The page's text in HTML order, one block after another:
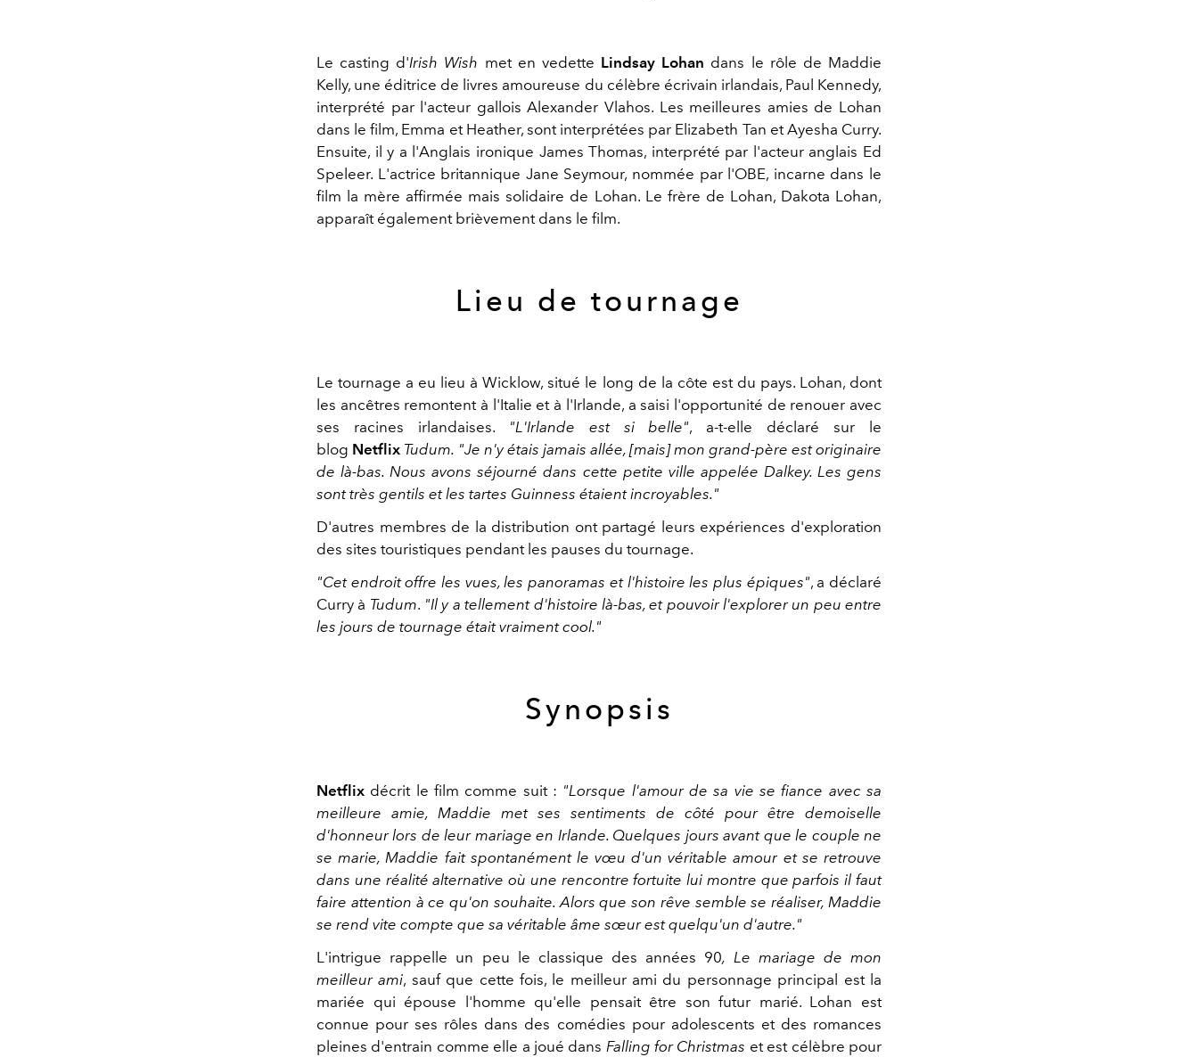
Le casting d'Irish Wish met en vedette Lindsay Lohan dans le rôle de Maddie
Kelly, une éditrice de livres amoureuse du célèbre écrivain irlandais, Paul Kennedy,
interprété par l'acteur gallois Alexander Vlahos. Les meilleures amies de Lohan
dans le film, Emma et Heather, sont interprétées par Elizabeth Tan et Ayesha Curry.
Ensuite, il y a l'Anglais ironique James Thomas, interprété par l'acteur anglais Ed
Speleer. L'actrice britannique Jane Seymour, nommée par l'OBE, incarne dans le
film la mère affirmée mais solidaire de Lohan. Le frère de Lohan, Dakota Lohan,
apparaît également brièvement dans le film.
Lieu de tournage
Le tournage a eu lieu à Wicklow, situé le long de la côte est du pays. Lohan, dont
les ancêtres remontent à l'Italie et à l'Irlande, a saisi l'opportunité de renouer avec
ses racines irlandaises.
"L'Irlande est si belle", a-t-elle déclaré sur le
blog Netflix Tudum. "Je n'y étais jamais allée, [mais] mon grand-père est originaire
de là-bas. Nous avons séjourné dans cette petite ville appelée Dalkey. Les gens
sont très gentils et les tartes Guinness étaient incroyables."
D'autres membres de la distribution ont partagé leurs expériences d'exploration
des sites touristiques pendant les pauses du tournage.
"Cet endroit offre les vues, les panoramas et l'histoire les plus épiques", a déclaré
Curry à Tudum. "Il y a tellement d'histoire là-bas, et pouvoir l'explorer un peu entre
les jours de tournage était vraiment cool."
Synopsis
Netflix décrit le film comme suit : "Lorsque l'amour de sa vie se fiance avec sa
meilleure amie, Maddie met ses sentiments de côté pour être demoiselle
d'honneur lors de leur mariage en Irlande. Quelques jours avant que le couple ne
se marie, Maddie fait spontanément le vœu d'un véritable amour et se retrouve
dans une réalité alternative où une rencontre fortuite lui montre que parfois il faut
faire attention à ce qu'on souhaite. Alors que son rêve semble se réaliser, Maddie
se rend vite compte que sa véritable âme sœur est quelqu'un d'autre."
L'intrigue rappelle un peu le classique des années 90, Le mariage de mon
meilleur ami, sauf que cette fois, le meilleur ami du personnage principal est la
mariée qui épouse l'homme qu'elle pensait être son futur marié. Lohan est
connue pour ses rôles dans des comédies pour adolescents et des romances
pleines d'entrain comme elle a joué dans Falling for Christmas et est célèbre pour